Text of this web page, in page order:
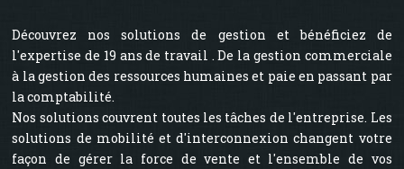
Découvrez nos solutions de gestion et bénéficiez de
l'expertise de 19 ans de travail . De la gestion commerciale
à la gestion des ressources humaines et paie en passant par
la comptabilité.
Nos solutions couvrent toutes les tâches de l'entreprise. Les
solutions de mobilité et d'interconnexion changent votre
façon de gérer la force de vente et l'ensemble de vos